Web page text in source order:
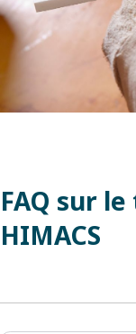
FAQ sur
HIMACS